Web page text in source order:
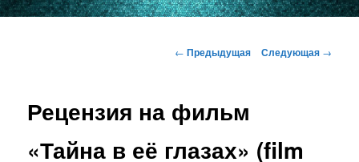
основному
содержимому
Навигация
← Предыдущая Следующая →
Рецензия на фильм
«Тайна в её глазах» (film